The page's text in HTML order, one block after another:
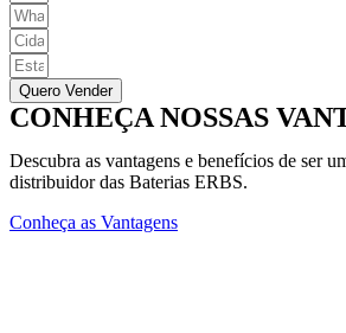
Quero Vender
CONHEÇA NOSSAS
Descubra as vantagens e benefícios de ser
distribuidor das Baterias ERBS.
Conheça as Vantagens